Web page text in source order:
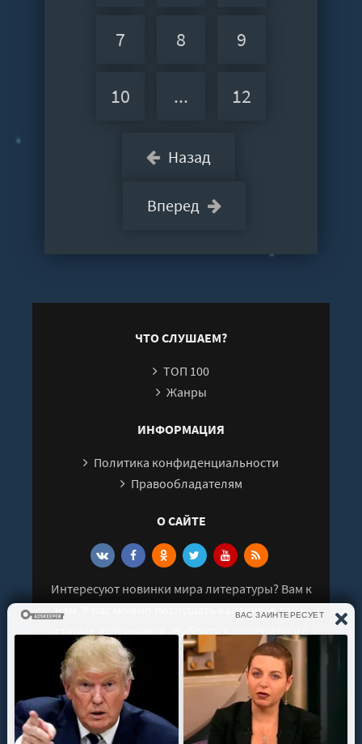
Назад
7 8 9
10 ... 12
Вперед
ЧТО СЛУШАЕМ?
ТОП 100
Жанры
ИНФОРМАЦИЯ
Политика конфиденциальности
Правообладателям
О САЙТЕ
Интересуют новинки мира литературы? Вам к
нам. У нас можно послушать как новые так и
старые аудиокниги. Выбрать и поделиться с
друзьями лучшими аудиокнигами!
© 2021 - 2026 kniga-audio.net. Все права